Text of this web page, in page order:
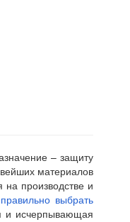
– защиту
материалов
производстве и
правильно выбрать
и исчерпывающая